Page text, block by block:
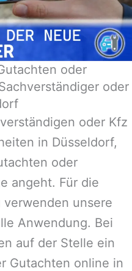
oder
oder
oder Kfz
in Düsseldorf,
oder
angeht. Für die
unsere
Anwendung. Bei
auf der Stelle ein
Gutachten online in